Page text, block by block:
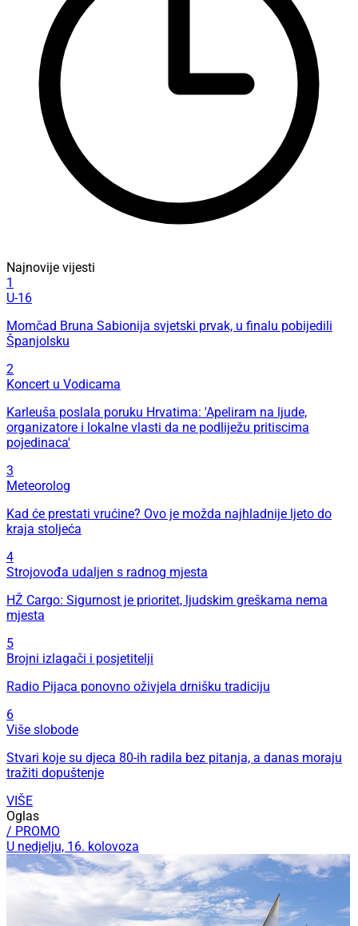
Najnovije vijesti
1
U-16
Momčad Bruna Sabionija svjetski prvak, u finalu pobijedili
Španjolsku
2
Koncert u Vodicama
Karleuša poslala poruku Hrvatima: 'Apeliram na ljude,
organizatore i lokalne vlasti da ne podliježu pritiscima
pojedinaca'
3
Meteorolog
Kad će prestati vrućine? Ovo je možda najhladnije ljeto do
kraja stoljeća
4
Strojovođa udaljen s radnog mjesta
HŽ Cargo: Sigurnost je prioritet, ljudskim greškama nema
mjesta
5
Brojni izlagači i posjetitelji
Radio Pijaca ponovno oživjela drnišku tradiciju
6
Više slobode
Stvari koje su djeca 80-ih radila bez pitanja, a danas moraju
tražiti dopuštenje
VIŠE
Oglas
/ PROMO
U nedjelju, 16. kolovoza